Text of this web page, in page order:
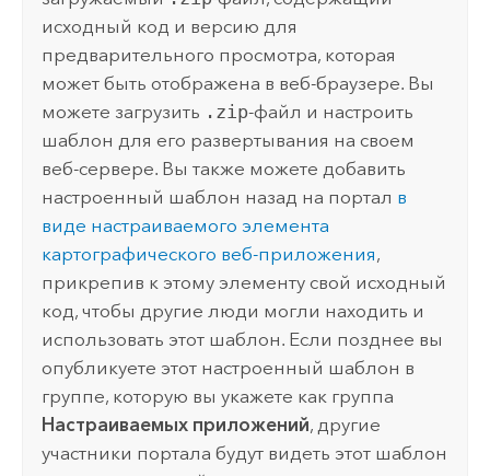
исходный код и версию для
предварительного просмотра, которая
может быть отображена в веб-браузере. Вы
можете загрузить .zip-файл и настроить
шаблон для его развертывания на своем
веб-сервере. Вы также можете добавить
настроенный шаблон назад на портал в
виде настраиваемого элемента
картографического веб-приложения,
прикрепив к этому элементу свой исходный
код, чтобы другие люди могли находить и
использовать этот шаблон. Если позднее вы
опубликуете этот настроенный шаблон в
группе, которую вы укажете как группа
Настраиваемых приложений, другие
участники портала будут видеть этот шаблон